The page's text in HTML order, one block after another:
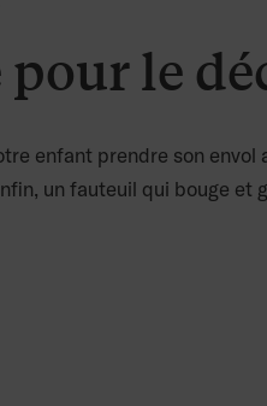
pour le
enfant prendre son envol
un fauteuil qui bouge et